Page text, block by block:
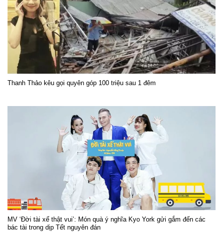
Thanh Thảo kêu gọi quyên góp 100 triệu sau 1 đêm
MV ‘Đời tài xế thật vui’: Món quà ý nghĩa Kyo York gửi gắm đến các
bác tài trong dịp Tết nguyên đán